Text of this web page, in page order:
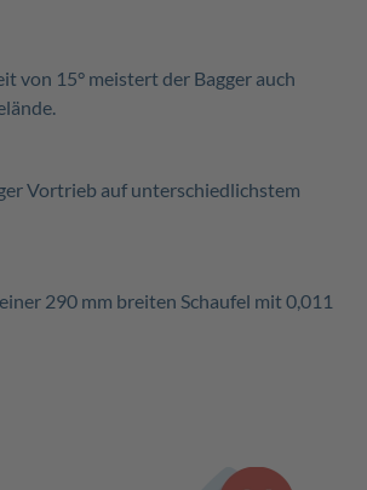
von 15° meistert der Bagger auch
Vortrieb auf unterschiedlichstem
290 mm breiten Schaufel mit 0,011